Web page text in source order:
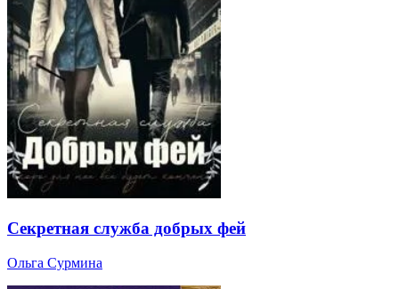
Секретная служба добрых фей
Ольга Сурмина